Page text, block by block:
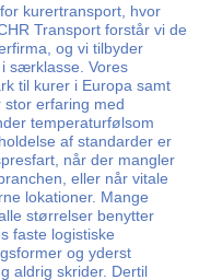
kurertransport, hvor
Transport forstår vi de
og vi tilbyder
særklasse. Vores
til kurer i Europa samt
stor erfaring med
temperaturfølsom
af standarder er
når der mangler
eller når vitale
lokationer. Mange
størrelser benytter
faste logistiske
og yderst
aldrig skrider. Dertil